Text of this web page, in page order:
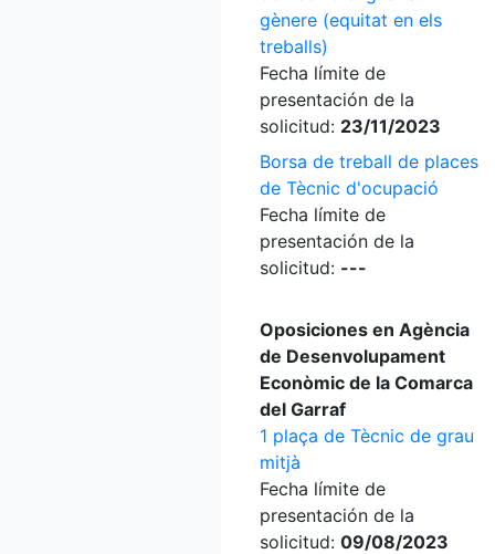
gènere (equitat en els
treballs)
Fecha límite de
presentación de la
solicitud: 23/11/2023
Borsa de treball de places
de Tècnic d'ocupació
Fecha límite de
presentación de la
solicitud: ---
Oposiciones en Agència
de Desenvolupament
Econòmic de la Comarca
del Garraf
1 plaça de Tècnic de grau
mitjà
Fecha límite de
presentación de la
solicitud: 09/08/2023